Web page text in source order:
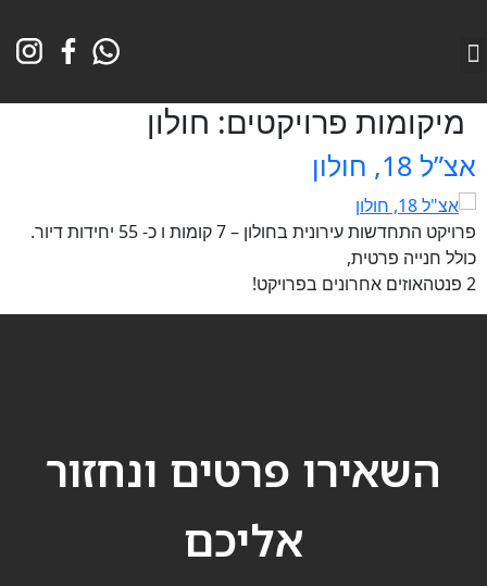
title סמן כותרות
settings צבע רקע
zoom_out
zoom_in זום (הגדלה)
remove_circle_outline הקטנת גופן
add_circle_outline הגדלת גופן
format_underlined הוסף קו תחתון לקישורים
לאפס
cached
מיקומות פרויקטים: חולון
אצ”ל 18, חולון
פרויקט התחדשות עירונית בחולון – 7 קומות ו כ- 55 יחידות דיור.
כולל חנייה פרטית,
2 פנטהאוזים אחרונים בפרויקט!
השאירו פרטים ונחזור
אליכם